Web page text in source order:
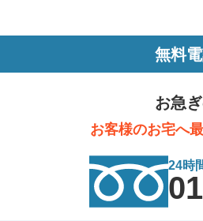
無料
お急
お客様のお宅へ
24時